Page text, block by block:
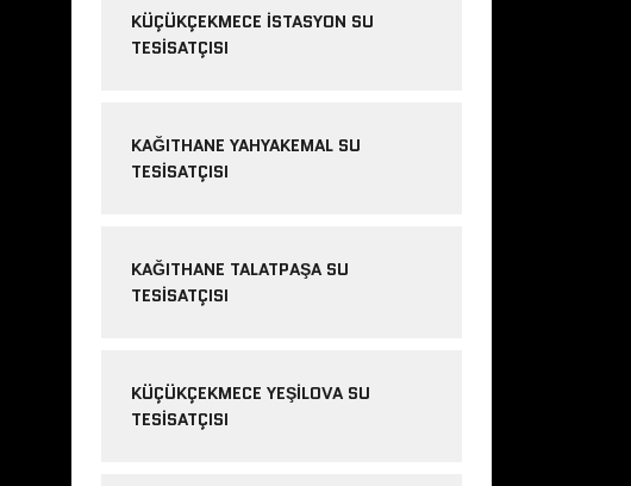
KÜÇÜKÇEKMECE ISTASYON SU
TESISATÇISI
KAĞITHANE YAHYAKEMAL SU
TESISATÇISI
KAĞITHANE TALATPAŞA SU
TESISATÇISI
KÜÇÜKÇEKMECE YEŞILOVA SU
TESISATÇISI